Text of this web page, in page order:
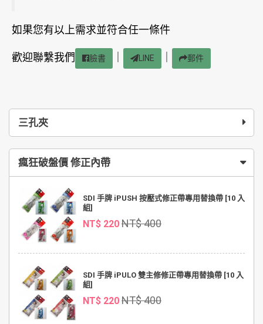
三孔夾
瘋狂破盤價 修正內帶
SDI 手牌 iPUSH 按壓式修正帶專用替換帶 [10 入
組]
NT$ 220 NT$ 400
SDI 手牌 iPULO 雙主修修正帶專用替換帶 [10 入
組]
NT$ 220 NT$ 400
如果您有以上需求並符合任一條件
歡迎聯繫我們 臉書 LINE 郵件